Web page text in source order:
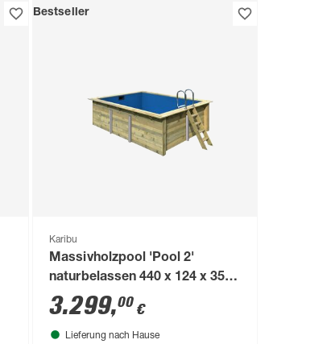
Bestseller
Karibu
Massivholzpool 'Pool 2'
naturbelassen 440 x 124 x 353
cm
3.299,00 €
Lieferung nach Hause